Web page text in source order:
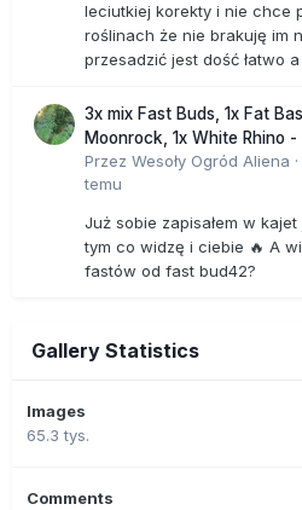
leciutkiej korekty i nie chce
roślinach że nie brakuję im
przesadzić jest dość łatwo
3x mix Fast Buds, 1x Fat
Moonrock, 1x White Rhino
Przez Wesoły Ogród Aliena ·
temu
Już sobie zapisałem w
tym co widzę i ciebie 🔥 A
fastów od fast bud42?
Gallery Statistics
Images
65.3 tys.
Comments